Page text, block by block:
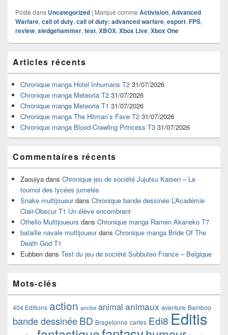
Posté dans Uncategorized | Marqué comme Activision, Advanced
Warfare, call of duty, call of duty: advanced warfare, esport, FPS,
review, sledgehammer, test, XBOX, Xbox Live, Xbox One
principale
de
widget
pour
barre
latérale
Articles récents
Chronique manga Hotel Inhumans T2 31/07/2026
Chronique manga Meteoria T2 31/07/2026
Chronique manga Meteoria T1 31/07/2026
Chronique manga The Hitman’s Fave T2 31/07/2026
Chronique manga Blood-Crawling Princess T3 31/07/2026
Commentaires récents
Zaouiya dans Chronique jeu de société Jujutsu Kaisen – Le
tournoi des lycées jumelés
Snake multijoueurdans Chronique bande dessinée L’Académie
Clair-Obscur T1 Un élève encombrant
Othello Multijoueurs dans Chronique manga Ramen Akaneko T7
bataille navale multijoueurdans Chronique manga Bride Of The
Death God T1
Eubben dans Test du jeu de société Subbuteo France – Belgique
Mots-clés
404 Editions action amitie animal animaux aventure Bamboo
bande dessinéeBD Bragelonne cartes Edi8 Editis